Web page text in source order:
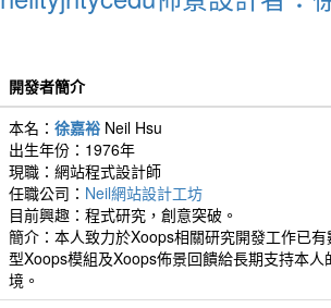
開發者簡介
本名： 徐嘉裕 Neil Hsu
出生年份：1976年
現職：網站程式設計師
任職公司： Neil網站設計工坊
目前興趣：程式研究，創意突破。
簡介：本人致力於Xoops相關研究開發工作已
型Xoops模組及Xoops佈景回饋給長期支持本
境。